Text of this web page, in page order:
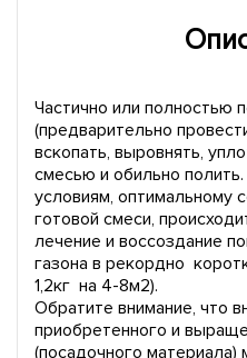
Частично или полностью
(предварительно
вскопать, выровнять,
смесью и обильно
условиям, оптимальному
готовой смеси,
лечение и воссоздание
газона в рекордно
1,2кг на 4-8м2).
Обратите внимание, что
приобретенного и
(посадочного материала)